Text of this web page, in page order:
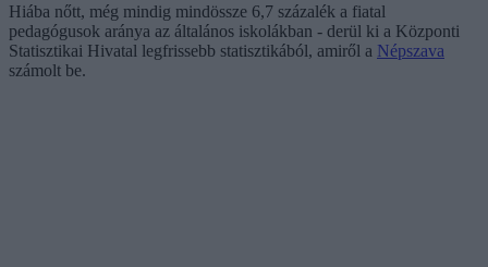
Hiába nőtt, még mindig mindössze 6,7 százalék a fiatal
pedagógusok aránya az általános iskolákban - derül ki a Központi
Statisztikai Hivatal legfrissebb statisztikából, amiről a Népszava
számolt be.